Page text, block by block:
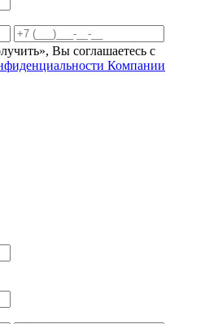
Вы соглашаетесь c
Компании